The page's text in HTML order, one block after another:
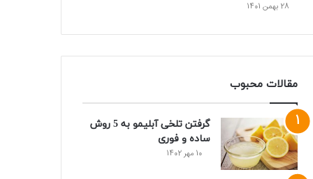
28 بهمن 1401
مقالات محبوب
گرفتن تلخی آبلیمو به 5 روش
ساده و فوری
10 مهر 1402